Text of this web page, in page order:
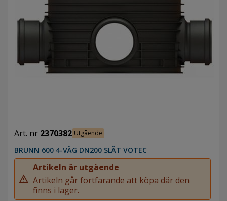
Art. nr 2370382 Utgående
BRUNN 600 4-VÄG DN200 SLÄT VOTEC
warning
Artikeln är utgående
Artikeln går fortfarande att köpa där den
finns i lager.